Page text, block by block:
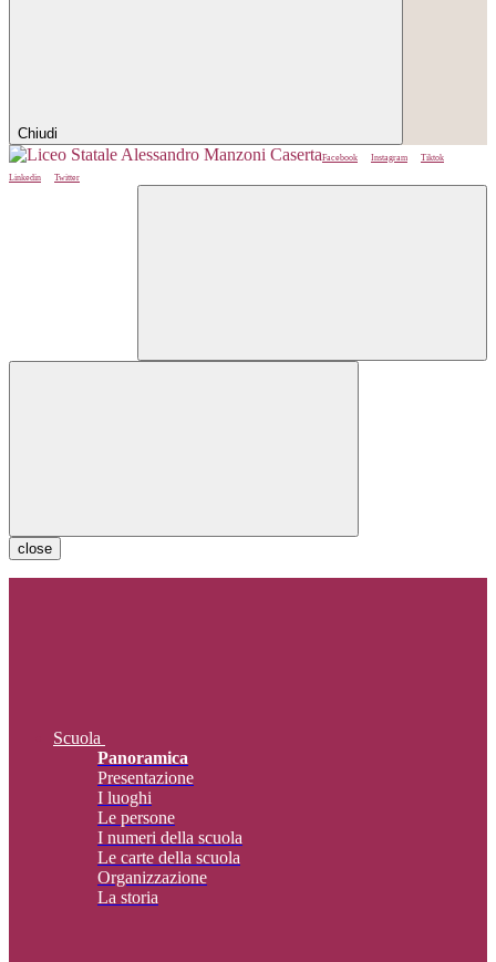
Chiudi
Facebook Instagram
Tiktok
Linkedin
Twitter
close
Scuola
Panoramica
Presentazione
I luoghi
Le persone
I numeri della scuola
Le carte della scuola
Organizzazione
La storia